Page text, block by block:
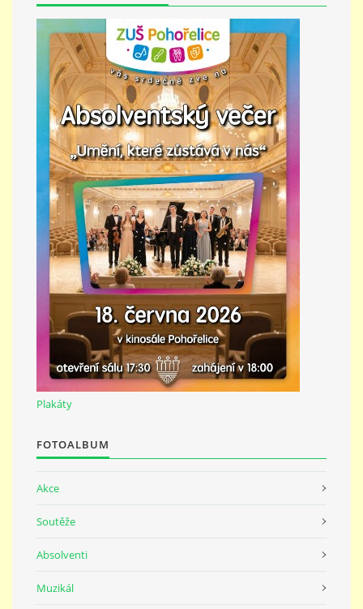
DOTACE
GDPR
ZUŠ Pohořelice
Školní 462
Pohořelice
691 23
© 2026 eStránky.cz |Tisk|Nahoru ↑
Plakáty
FOTOALBUM
Akce
Soutěže
Absolventi
Muzikál